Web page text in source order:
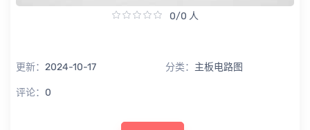
0/0 人
更新： 2024-10-17 分类： 主板电路图
评论： 0